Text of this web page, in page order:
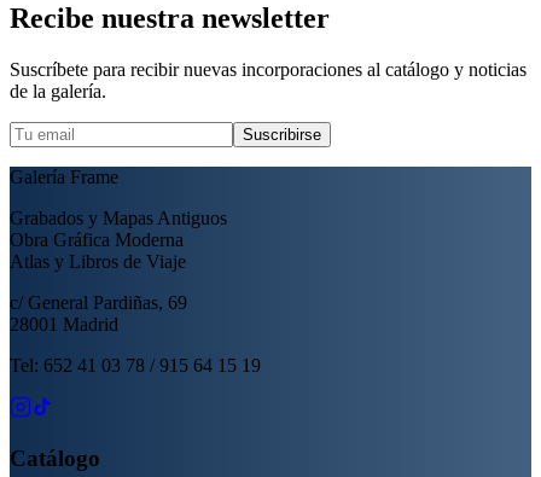
Recibe nuestra newsletter
Suscríbete para recibir nuevas incorporaciones al catálogo y noticias
de la galería.
Suscribirse
Galería Frame
Grabados y Mapas Antiguos
Obra Gráfica Moderna
Atlas y Libros de Viaje
c/ General Pardiñas, 69
28001 Madrid
Tel: 652 41 03 78 / 915 64 15 19
Catálogo